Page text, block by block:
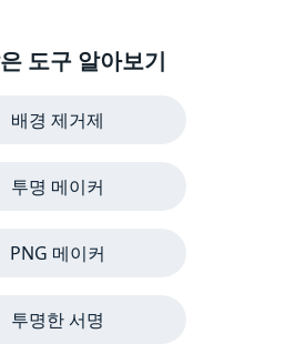
도구 알아보기
배경 제거제
투명 메이커
PNG 메이커
투명한 서명